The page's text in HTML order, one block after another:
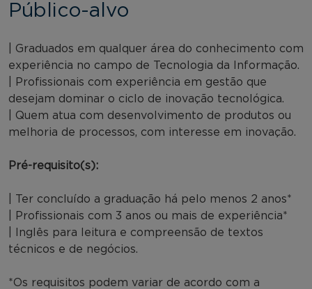
Público-alvo
| Graduados em qualquer área do conhecimento com
experiência no campo de Tecnologia da Informação.
| Profissionais com experiência em gestão que
desejam dominar o ciclo de inovação tecnológica.
| Quem atua com desenvolvimento de produtos ou
melhoria de processos, com interesse em inovação.
Pré-requisito(s):
| Ter concluído a graduação há pelo menos 2 anos*
| Profissionais com 3 anos ou mais de experiência*
| Inglês para leitura e compreensão de textos
técnicos e de negócios.
*Os requisitos podem variar de acordo com a